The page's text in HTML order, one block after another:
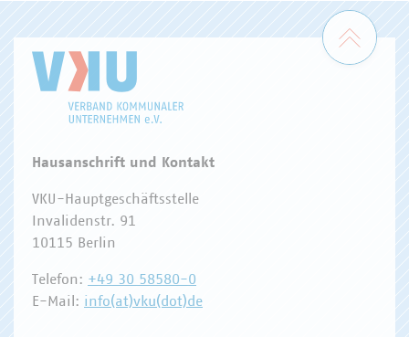
Zum
Hausanschrift und Kontakt
VKU-Hauptgeschäftsstelle
Invalidenstr. 91
10115 Berlin
Telefon: +49 30 58580-0
E-Mail: info(at)vku(dot)de